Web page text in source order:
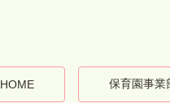
HOME 保育園事業